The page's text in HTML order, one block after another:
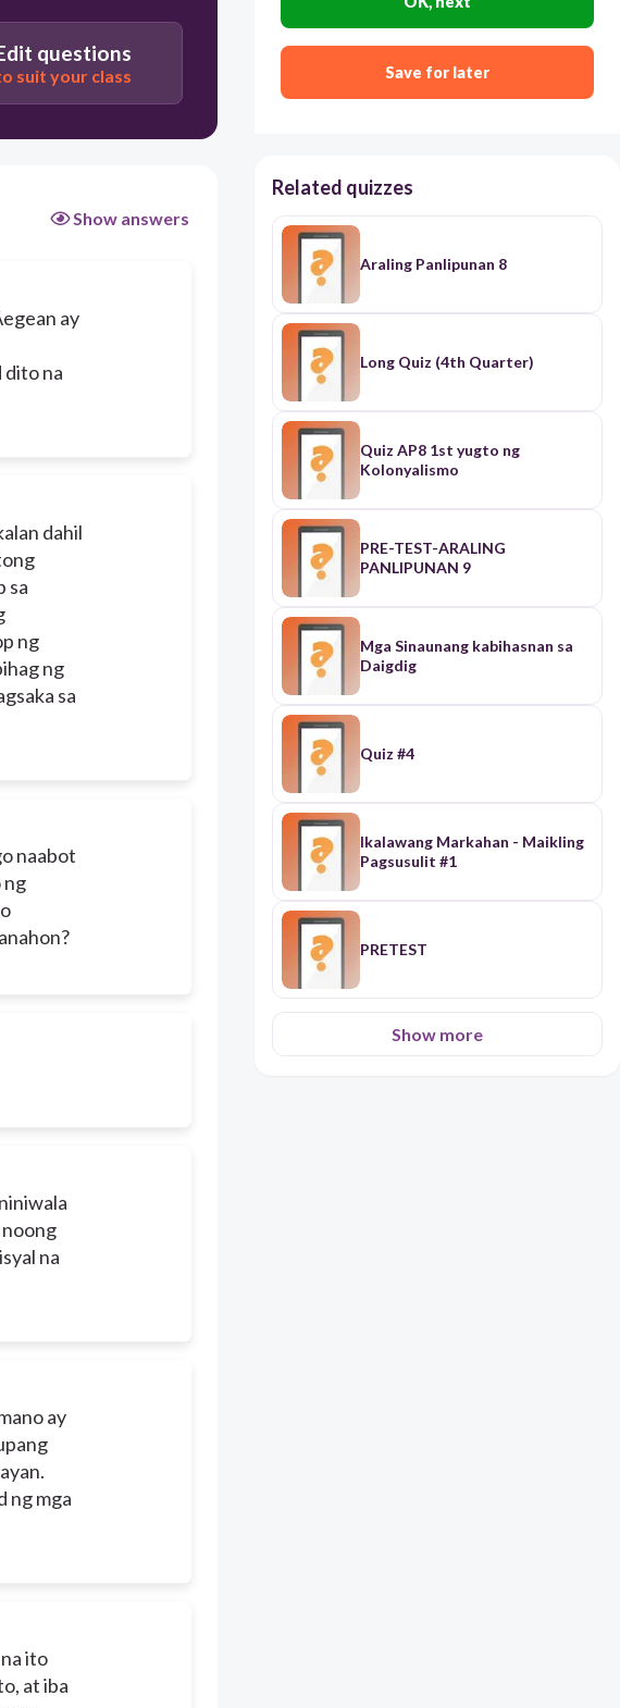
Helot
Kabalyero
Basalyo
questions
suit your class
Show answers
ay
dito na
dahil
sa
ng
ng
sa
naabot
ng
na
ay
ng mga
ito
at iba
Save for later
Related quizzes
Araling Panlipunan 8
Long Quiz (4th Quarter)
Quiz AP8 1st yugto ng
Kolonyalismo
PRE-TEST-ARALING
PANLIPUNAN 9
Mga Sinaunang kabihasnan sa
Daigdig
Quiz #4
Ikalawang Markahan - Maikling
Pagsusulit #1
PRETEST
Show more